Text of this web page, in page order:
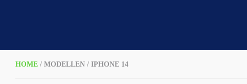
HOME / MODELLEN / IPHONE 14